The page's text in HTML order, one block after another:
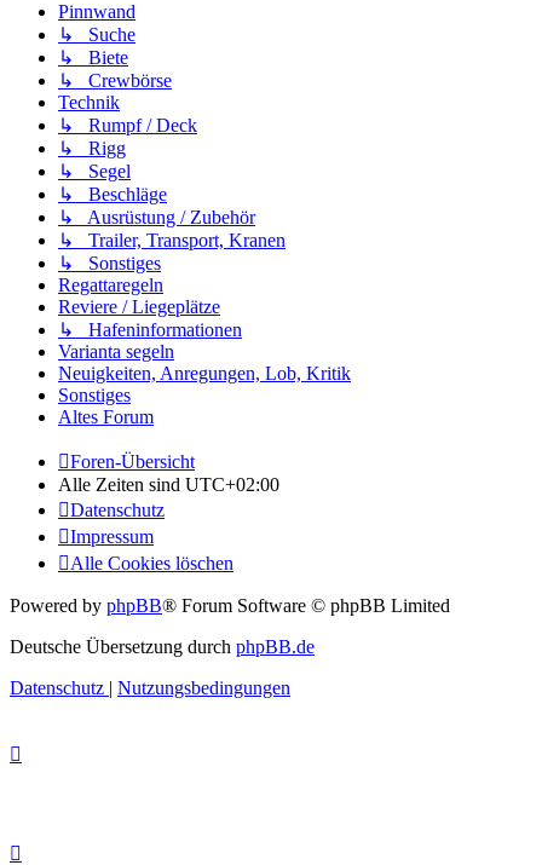
Pinnwand
↳ Suche
↳ Biete
↳ Crewbörse
Technik
↳ Rumpf / Deck
↳ Rigg
↳ Segel
↳ Beschläge
↳ Ausrüstung / Zubehör
↳ Trailer, Transport, Kranen
↳ Sonstiges
Regattaregeln
Reviere / Liegeplätze
↳ Hafeninformationen
Varianta segeln
Neuigkeiten, Anregungen, Lob, Kritik
Sonstiges
Altes Forum
Foren-Übersicht
Alle Zeiten sind UTC+02:00
Datenschutz
Impressum
Alle Cookies löschen
Powered by phpBB® Forum Software © phpBB Limited
Deutsche Übersetzung durch phpBB.de
Datenschutz | Nutzungsbedingungen